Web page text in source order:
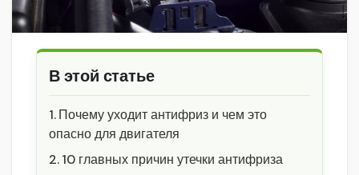
В этой статье
Почему уходит антифриз и чем это
опасно для двигателя
10 главных причин утечки антифриза